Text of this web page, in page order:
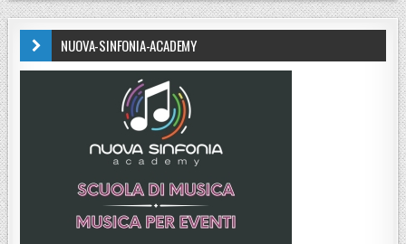
NUOVA-SINFONIA-ACADEMY